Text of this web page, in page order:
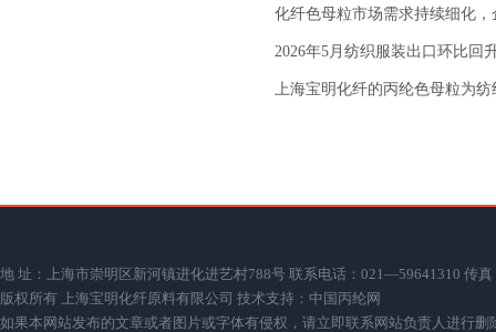
化纤色母粒市场需求持续细化
2026年5月纺织服装出口环比回
上海宝明化纤的丙纶色母粒为
地 址：上海市崇明区新河镇进化进艺村788号 联系电话：021—59641310 传
版权所有 上海宝明化纤原料有限公司 技术支持： 中国丙纶网
如果本网站发布的文章或者图片或字体有侵权，请立即联系网站负责人进行删